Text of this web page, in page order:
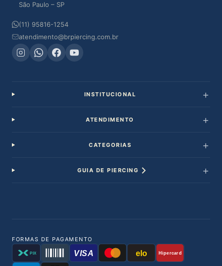
São Paulo – SP
(11) 95816-1254
atendimento@brpiercing.com.br
INSTITUCIONAL
ATENDIMENTO
CATEGORIAS
GUIA DE PIERCING
FORMAS DE PAGAMENTO
PIX VISA elo Hipercard